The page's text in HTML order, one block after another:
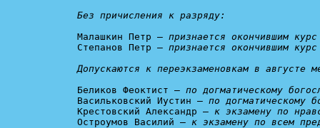
Без причисления к разряду:
Малашкин Петр – признается окончившим
Степанов Петр – признается окончившим
Допускаются к переэкзаменовкам в августе
Беликов Феоктист – по догматическому
Васильковский Иустин – по догматическому
Крестовский Александр – к экзамену по
Остроумов Василий – к экзамену по всем